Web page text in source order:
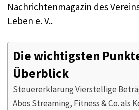
Nachrichtenmagazin des
Leben e. V..
Die wichtigsten
Überblick
Steuererklärung Vierstellige
Abos Streaming, Fitness & Co. als